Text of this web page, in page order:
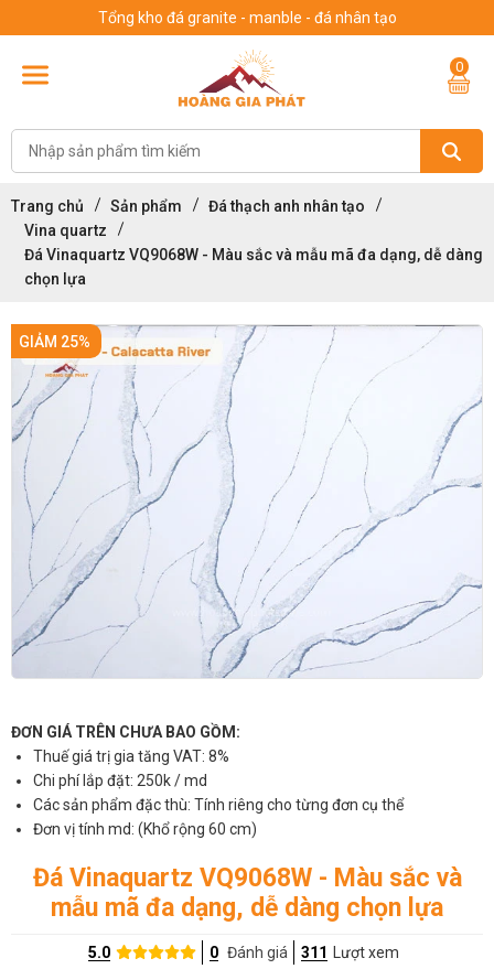
Tổng kho đá granite - manble - đá nhân tạo
0
Trang chủ Sản phẩm
Đá thạch anh nhân tạo
Vina quartz
Đá Vinaquartz VQ9068W - Màu sắc và mẫu mã đa dạng, dễ dàng
chọn lựa
GIẢM 25%
ĐƠN GIÁ TRÊN CHƯA BAO GỒM:
Thuế giá trị gia tăng VAT: 8%
Chi phí lắp đặt: 250k / md
Các sản phẩm đặc thù: Tính riêng cho từng đơn cụ thể
Đơn vị tính md: (Khổ rộng 60 cm)
Đá Vinaquartz VQ9068W - Màu sắc và
mẫu mã đa dạng, dễ dàng chọn lựa
5.0 0 Đánh giá 311 Lượt xem